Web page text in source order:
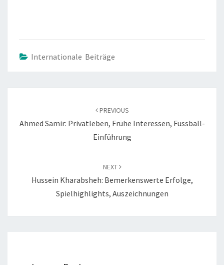
Internationale Beiträge
PREVIOUS
Ahmed Samir: Privatleben, Frühe Interessen, Fussball-
Einführung
NEXT
Hussein Kharabsheh: Bemerkenswerte Erfolge,
Spielhighlights, Auszeichnungen